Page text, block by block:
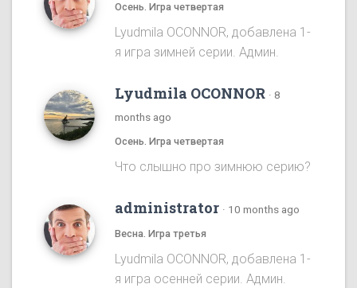
Осень. Игра четвертая
Lyudmila OCONNOR, добавлена 1-
я игра зимней серии. Админ.
Lyudmila OCONNOR · 8
months ago
Осень. Игра четвертая
Что слышно про зимнюю серию?
administrator · 10 months ago
Весна. Игра третья
Lyudmila OCONNOR, добавлена 1-
я игра осенней серии. Админ.